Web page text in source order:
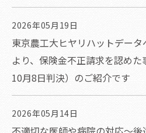
2026年05月19日
東京農工大ヒヤリハットデー
より、保険金不正請求を認め
10月8日判決）のご紹介です
2026年05月14日